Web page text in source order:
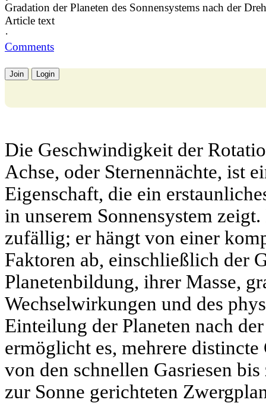
Gradation der Planeten des Sonnensystems nach der
Article text
·
Comments
Join Login
Die Geschwindigkeit der
Achse, oder Sternennächte, ist
Eigenschaft, die ein
in unserem Sonnensystem
zufällig; er hängt von einer
Faktoren ab, einschließlich der
Planetenbildung, ihrer Masse,
Wechselwirkungen und des
Einteilung der Planeten nach
ermöglicht es, mehrere
von den schnellen Gasriesen
zur Sonne gerichteten